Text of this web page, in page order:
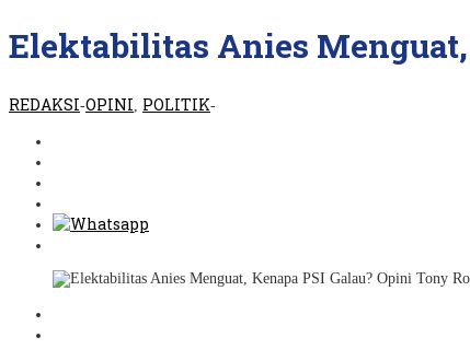
Elektabilitas Anies
REDAKSI-OPINI POLITIK-